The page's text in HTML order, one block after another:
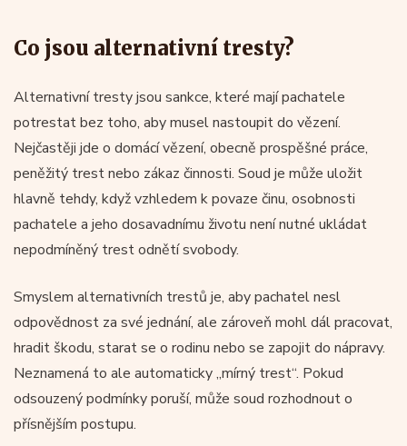
Co jsou alternativní tresty?
Alternativní tresty jsou sankce, které mají pachatele
potrestat bez toho, aby musel nastoupit do vězení.
Nejčastěji jde o domácí vězení, obecně prospěšné práce,
peněžitý trest nebo zákaz činnosti. Soud je může uložit
hlavně tehdy, když vzhledem k povaze činu, osobnosti
pachatele a jeho dosavadnímu životu není nutné ukládat
nepodmíněný trest odnětí svobody.
Smyslem alternativních trestů je, aby pachatel nesl
odpovědnost za své jednání, ale zároveň mohl dál pracovat,
hradit škodu, starat se o rodinu nebo se zapojit do nápravy.
Neznamená to ale automaticky „mírný trest“. Pokud
odsouzený podmínky poruší, může soud rozhodnout o
přísnějším postupu.